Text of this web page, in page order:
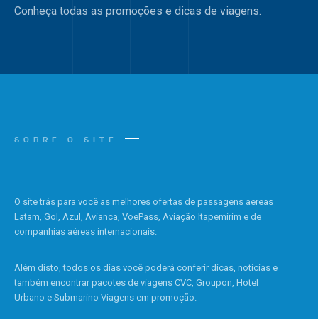
Conheça todas as promoções e dicas de viagens.
SOBRE O SITE
O site trás para você as melhores ofertas de passagens aereas
Latam, Gol, Azul, Avianca, VoePass, Aviação Itapemirim e de
companhias aéreas internacionais.
Além disto, todos os dias você poderá conferir dicas, notícias e
também encontrar pacotes de viagens CVC, Groupon, Hotel
Urbano e Submarino Viagens em promoção.